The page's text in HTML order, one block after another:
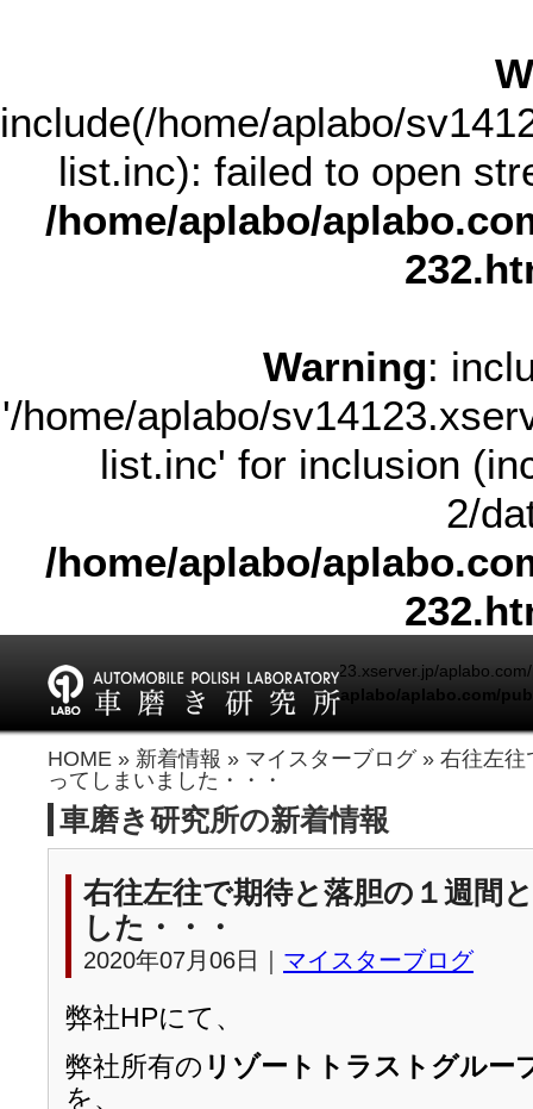
include(/home/aplabo/
list.inc): failed to open
/home/aplabo/
Warning:
'/home/aplabo/
list.inc' for inclusion
2/
/home/aplabo/
Warning: include(/home/aplabo/sv14123.xserver.jp/
/home/aplabo/aplabo.com/
(include_path='.:/opt/php-7.4.33-2/data/pear') in/home/
HOME » 新着情報 » マイスターブログ» 右往左往
ってしまいました・・・
車磨き研究所の新着情報
右往左往で期待と落胆の１週間
した・・・
2020年07月06日｜ マイスターブログ
弊社HPにて、
弊社所有の リゾートトラストグルー
を、